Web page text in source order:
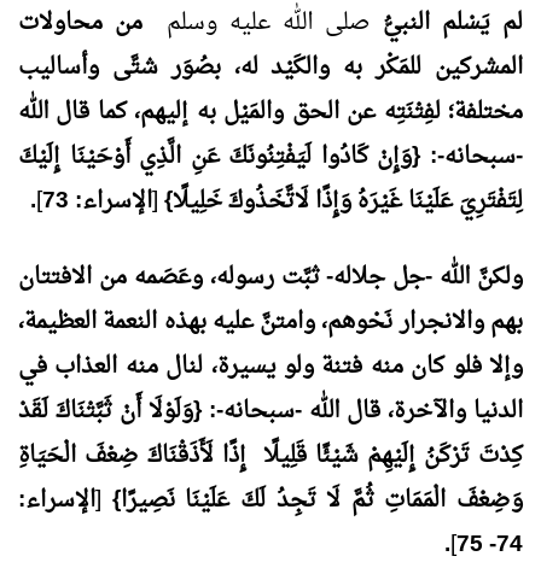
لم يَسْلم النبيُّ صلى الله عليه وسلم من محاولات
المشركين للمَكْر به والكَيْد له، بصُوَر شتَّى وأساليب
مختلفة؛ لفِتْنَتِه عن الحق والمَيْل به إليهم، كما قال الله
-سبحانه-: {وَإِنْ كَادُوا لَيَفْتِنُونَكَ عَنِ الَّذِي أَوْحَيْنَا إِلَيْكَ
لِتَفْتَرِيَ عَلَيْنَا غَيْرَهُ وَإِذًا لَاتَّخَذُوكَ خَلِيلًا}[الإسراء: 73 ]
.
ولكنَّ الله -جل جلاله- ثبَّت رسوله، وعَصَمه من الافتتان
بهم والانجرار نَحْوهم، وامتنَّ عليه بهذه النعمة العظيمة،
وإلا فلو كان منه فتنة ولو يسيرة، لنال منه العذاب في
الدنيا والآخرة، قال الله -سبحانه-: {وَلَوْلَا أَنْ ثَبَّتْنَاكَ لَقَدْ
كِدْتَ تَرْكَنُ إِلَيْهِمْ شَيْئًا قَلِيلًا إِذًا لَأَذَقْنَاكَ ضِعْفَ الْحَيَاةِ
وَضِعْفَ الْمَمَاتِ ثُمَّ لَا تَجِدُ لَكَ عَلَيْنَا نَصِيرًا} [الإسراء:
74- 75
]
.